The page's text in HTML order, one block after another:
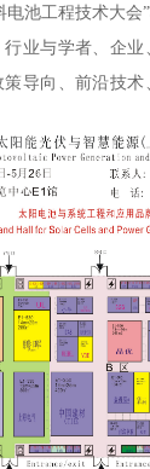
电池工程技术大
业与学者、企
导向、前沿技